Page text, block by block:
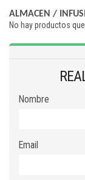
ALMACEN /
No hay productos
Nombre
Email